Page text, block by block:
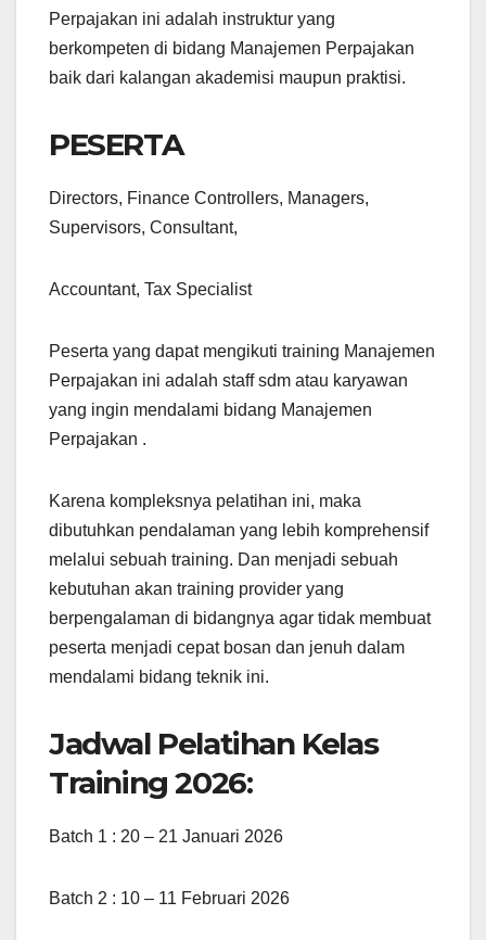
Perpajakan ini adalah instruktur yang
berkompeten di bidang Manajemen Perpajakan
baik dari kalangan akademisi maupun praktisi.
PESERTA
Directors, Finance Controllers, Managers,
Supervisors, Consultant,
Accountant, Tax Specialist
Peserta yang dapat mengikuti training Manajemen
Perpajakan ini adalah staff sdm atau karyawan
yang ingin mendalami bidang Manajemen
Perpajakan .
Karena kompleksnya pelatihan ini, maka
dibutuhkan pendalaman yang lebih komprehensif
melalui sebuah training. Dan menjadi sebuah
kebutuhan akan training provider yang
berpengalaman di bidangnya agar tidak membuat
peserta menjadi cepat bosan dan jenuh dalam
mendalami bidang teknik ini.
Jadwal Pelatihan Kelas
Training 2026:
Batch 1 : 20 – 21 Januari 2026
Batch 2 : 10 – 11 Februari 2026